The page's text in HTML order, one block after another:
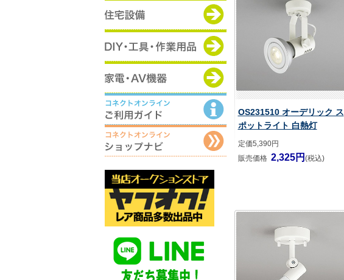
OS231510 オーデリック ス
ポットライト 白熱灯
定価5,390円
販売価格 2,325円 (税込)